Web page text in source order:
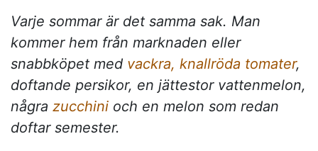
Varje sommar är det samma sak. Man
kommer hem från marknaden eller
snabbköpet med vackra, knallröda tomater,
doftande persikor, en jättestor vattenmelon,
några zucchini och en melon som redan
doftar semester.